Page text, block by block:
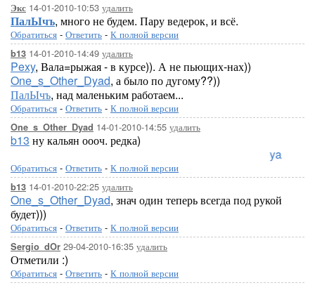
Экс 14-01-2010-10:53 удалить
ПалЫчъ, много не будем. Пару ведерок, и всё.
Обратиться - Ответить - К полной версии
b13 14-01-2010-14:49 удалить
Pexy, Вала=рыжая - в курсе)). А не пьющих-нах))
One_s_Other_Dyad, а было по дугому??))
ПалЫчъ, над маленьким работаем...
Обратиться - Ответить - К полной версии
One_s_Other_Dyad 14-01-2010-14:55 удалить
b13 ну кальян оооч. редка)
Loreleya
Обратиться - Ответить - К полной версии
b13 14-01-2010-22:25 удалить
One_s_Other_Dyad, знач один теперь всегда под рукой
будет)))
Обратиться - Ответить - К полной версии
Sergio_dOr 29-04-2010-16:35 удалить
Отметили :)
Обратиться - Ответить - К полной версии